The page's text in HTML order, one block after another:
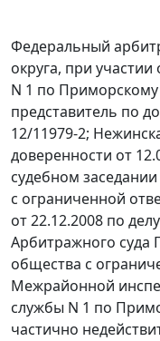
Федеральный
округа, при
N 1 по
представитель по
12/11979-2;
доверенности от
судебном
с ограниченной
от 22.12.2008 по
Арбитражного суда
общества с
Межрайонной
службы N 1 по
частично